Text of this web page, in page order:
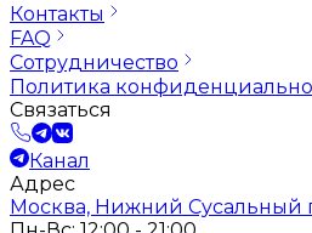
Контакты
FAQ
Сотрудничество
Политика
Связаться
Канал
Адрес
Москва, Нижний Сусальный